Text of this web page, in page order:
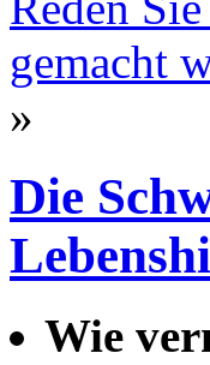
gemacht
»
Die
Wie